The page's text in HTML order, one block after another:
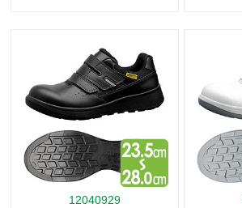
12040929